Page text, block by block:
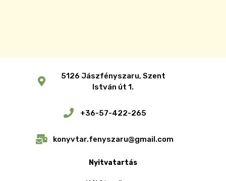
5126 Jászfényszaru, Szent
István út 1.
+36-57-422-265
konyvtar.fenyszaru@gmail.com
Nyitvatartás